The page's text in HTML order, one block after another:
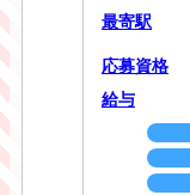
最寄駅
応募資格
給与